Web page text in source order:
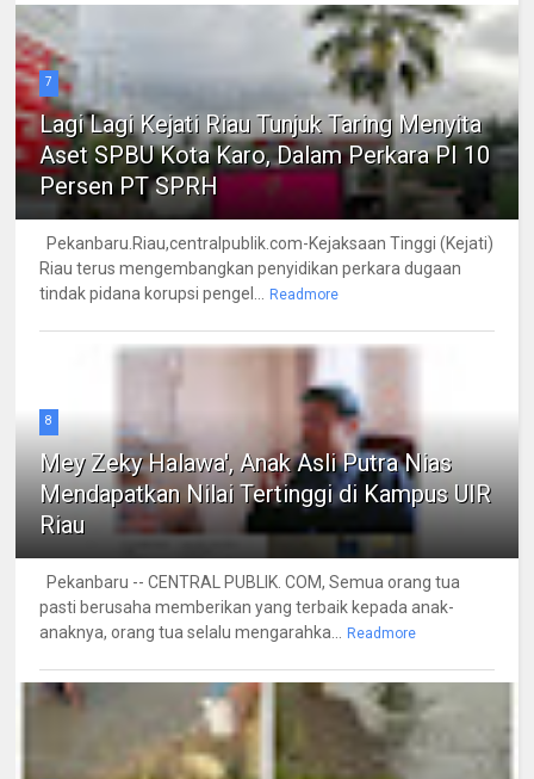
7
Lagi Lagi Kejati Riau Tunjuk Taring Menyita
Aset SPBU Kota Karo, Dalam Perkara PI 10
Persen PT SPRH
Pekanbaru.Riau,centralpublik.com-Kejaksaan Tinggi (Kejati)
Riau terus mengembangkan penyidikan perkara dugaan
tindak pidana korupsi pengel...
Readmore
8
Mey Zeky Halawa', Anak Asli Putra Nias
Mendapatkan Nilai Tertinggi di Kampus UIR
Riau
Pekanbaru -- CENTRAL PUBLIK. COM, Semua orang tua
pasti berusaha memberikan yang terbaik kepada anak-
anaknya, orang tua selalu mengarahka...
Readmore